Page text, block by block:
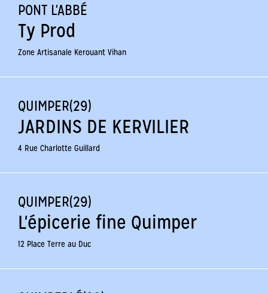
PONT L'ABBÉ
Ty Prod
Zone Artisanale Kerouant Vihan
QUIMPER(29)
JARDINS DE KERVILIER
4 Rue Charlotte Guillard
QUIMPER(29)
L'épicerie fine Quimper
12 Place Terre au Duc